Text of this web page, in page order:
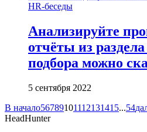
HR-беседы
Анализируйте
отчёты из
подбора можно
5 сентября 2022
В начало56789101112131415...54
HeadHunter